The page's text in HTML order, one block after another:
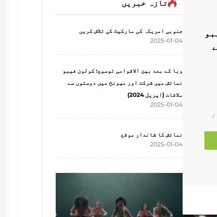
تازہ خبریں
جنوبی امریکہ کی مارکیٹ کی تلاش کریں
2025-01-04
وبا کے بعد بین الاقوامی توسیع: کولون فیبو
نمائش میں شرکت اور میونخ میں دوستوں سے
ملاقات (اپریل 2024)
2025-01-04
نمائش کا شاندار موقع
2025-01-04